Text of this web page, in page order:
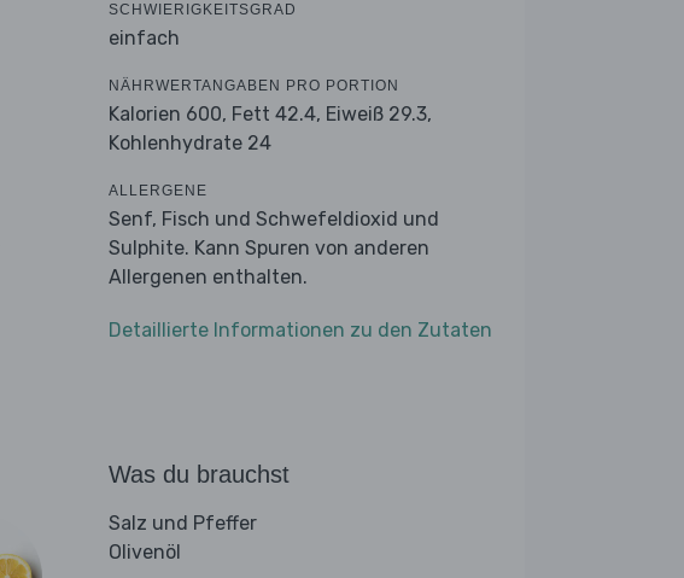
SCHWIERIGKEITSGRAD
einfach
NÄHRWERTANGABEN PRO PORTION
Kalorien 600, Fett 42.4, Eiweiß 29.3,
Kohlenhydrate 24
ALLERGENE
Senf, Fisch und Schwefeldioxid und
Sulphite. Kann Spuren von anderen
Allergenen enthalten.
Detaillierte Informationen zu den Zutaten
Was du brauchst
Salz und Pfeffer
Olivenöl